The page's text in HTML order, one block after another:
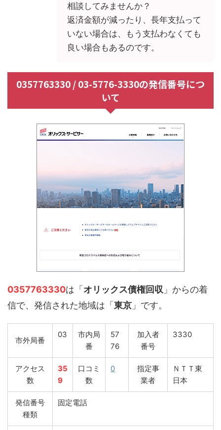
相談してみませんか？
返済金額が減ったり、長年支払って
いない場合は、もう支払わなくても
良い場合もあるのです。
0357763330 / 03-5776-3330の発信番号につ
いて
0357763330は「 オリックス債権回収 」からの着
信で、発信された地域は「 東京 」です。
市外局番
03
市内局
番
57
76
加入者
番号
3330
アクセス
数
35
9
口コミ
数
0
指定事
業者
ＮＴＴ東
日本
発信番号
種類
固定電話